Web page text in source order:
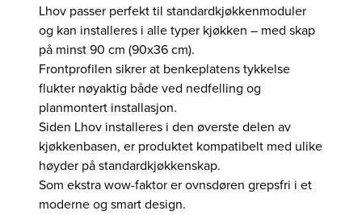
Lhov passer perfekt til standardkjøkkenmoduler
og kan installeres i alle typer kjøkken – med skap
på minst 90 cm (90x36 cm).
Frontprofilen sikrer at benkeplatens tykkelse
flukter nøyaktig både ved nedfelling og
planmontert installasjon.
Siden Lhov installeres i den øverste delen av
kjøkkenbasen, er produktet kompatibelt med ulike
høyder på standardkjøkkenskap.
Som ekstra wow-faktor er ovnsdøren grepsfri i et
moderne og smart design.